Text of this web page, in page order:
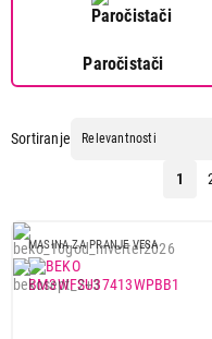
Paročistači
Sortiranje
1
MASINA ZA PRANJE VESA